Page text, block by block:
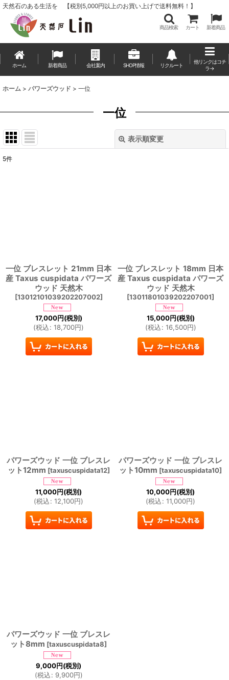
天然石のある生活を 【税別5,000円以上のお買い上げで送料無料！】
商品検索 カート 新着商品
ホーム 新着商品 会社案内 SHOP情報 リクルート
他リンクはコチ
ラ→
ホーム > パワーズウッド > 一位
一位
表示順変更
5件
一位 ブレスレット 21mm 日本
産 Taxus cuspidata パワーズ
ウッド 天然木
[13012101039202207002]
17,000円(税別)
(税込: 18,700円)
一位 ブレスレット 18mm 日本
産 Taxus cuspidata パワーズ
ウッド 天然木
[13011801039202207001]
15,000円(税別)
(税込: 16,500円)
パワーズウッド 一位 ブレスレ
ット12mm [taxuscuspidata12]
11,000円(税別)
(税込: 12,100円)
パワーズウッド 一位 ブレスレ
ット10mm [taxuscuspidata10]
10,000円(税別)
(税込: 11,000円)
パワーズウッド 一位 ブレスレ
ット8mm [taxuscuspidata8]
9,000円(税別)
(税込: 9,900円)